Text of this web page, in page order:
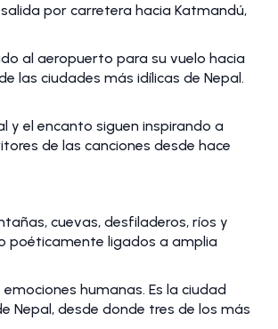
por carretera hacia Katmandú,
al aeropuerto para su vuelo hacia
las ciudades más idílicas de Nepal.
y el encanto siguen inspirando a
de las canciones desde hace
cuevas, desfiladeros, ríos y
poéticamente ligados a amplia
humanas. Es la ciudad
Nepal, desde donde tres de los más